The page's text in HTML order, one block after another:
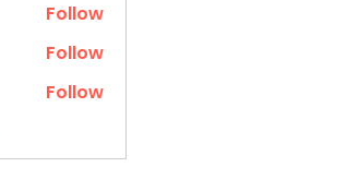
Follow
Follow
Follow